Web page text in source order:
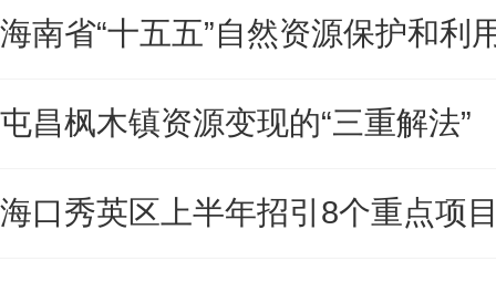
海南省“十五五”自然资源保护和利
屯昌枫木镇资源变现的“三重解法”
海口秀英区上半年招引8个重点项